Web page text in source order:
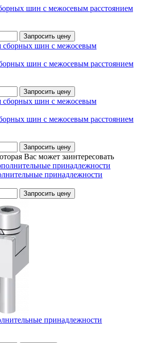
шин с межосевым расстоянием
Запросить цену
шин с межосевым расстоянием
Запросить цену
шин с межосевым расстоянием
Запросить цену
Вас может заинтересовать
принадлежности
Запросить цену
принадлежности